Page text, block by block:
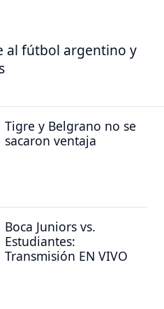
al fútbol argentino y
Tigre y Belgrano no se
sacaron ventaja
Boca Juniors vs.
Estudiantes:
Transmisión EN VIVO